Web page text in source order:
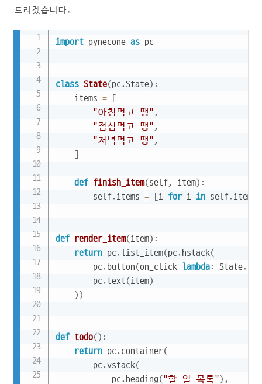
드리겠습니다.
import pynecone as pc
class State(pc.State) :
    items
=
[
"아침먹고 땡" ,
"점심먹고 땡" ,
"저녁먹고 땡" ,
]
def finish_item(self, item) :
        self
. items = [i for i in self. items
def render_item(item) :
return pc. list_item(pc. hstack(
        pc
. button(on_click=lambda: State.
        pc
. text(item)
))
def todo() :
return pc. container(
        pc
.vstack(
            pc
. heading("할 일 목록") ,